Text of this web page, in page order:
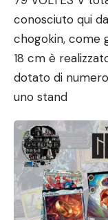
conosciuto qui
chogokin, come
18 cm è
dotato di
uno stand